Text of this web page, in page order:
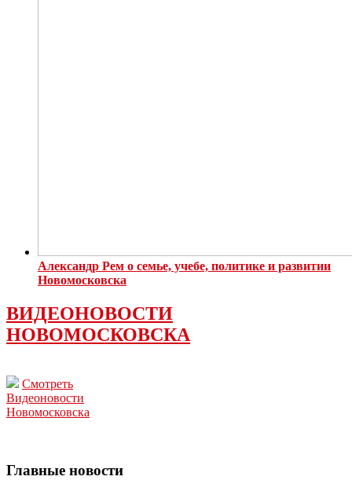
Александр Рем о семье, учебе, политике и развитии
Новомосковска
ВИДЕОНОВОСТИ
НОВОМОСКОВСКА
Смотреть
Видеоновости
Новомосковска
Главные новости